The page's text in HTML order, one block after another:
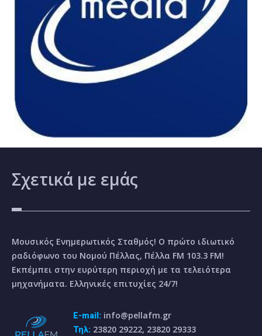
Σχετικά με εμάς
Μουσικός Ενημερωτικός Σταθμός! Ο πρώτο ιδιωτικό
ραδιόφωνο του Νομού Πέλλας, Πέλλα FM 103.3 FM!
Εκπέμπει στην ευρύτερη περιοχή με τα τελειότερα
μηχανήματα. Ελληνικές επιτυχίες 24/7!
E-mail: info@pellafm.gr
Τηλ: 23820 29222, 23820 29333